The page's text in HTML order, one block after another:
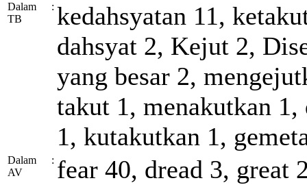
Dalam
TB
: kedahsyatan 11,
dahsyat 2, Kejut 2,
yang besar 2,
takut 1, menakutkan
1, kutakutkan 1,
Dalam
AV
: fear 40, dread 3, great